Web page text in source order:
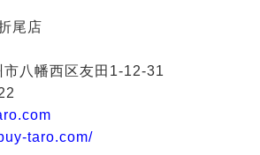
尾店
八幡西区友田1-12-31
taro.com/